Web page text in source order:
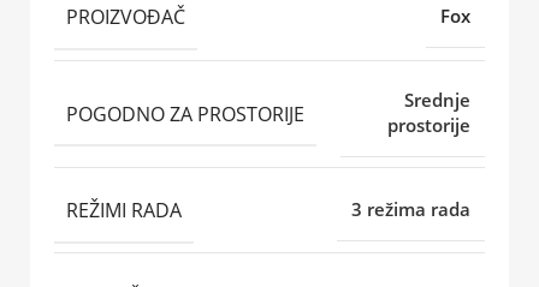
PROIZVOĐAČ Fox
POGODNO ZA PROSTORIJE
Srednje
prostorije
REŽIMI RADA 3 režima rada